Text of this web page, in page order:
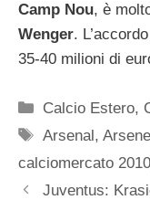
Camp Nou, è
Wenger.
35-40 milioni di
Categorie
Calcio Estero,
Tag
Arsenal,
calciomercato 2010
Juventus: